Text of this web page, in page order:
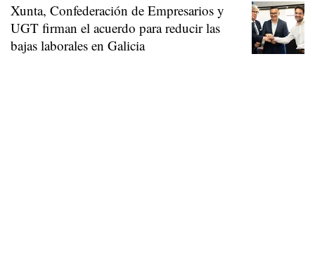
Xunta, Confederación de Empresarios y
UGT firman el acuerdo para reducir las
bajas laborales en Galicia